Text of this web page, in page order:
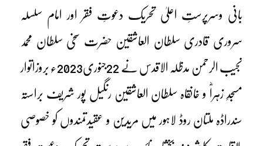
بانی وسرپرستِ اعلیٰ تحریک دعوتِ فقر اور امام سلسلہ
سروری قادری سلطان العاشقین حضرت سخی سلطان محمد
نجیب الرحمن مدظلہ الاقدس نے 22جنوری2023ء بروزاتوار
مسجدِ زہراؓ و خانقاہ سلطان العاشقین رنگیل پور شریف براستہ
سندراڈہ ملتان روڈ لاہور میں مریدین و عقیدتمندوں کو خصوصی